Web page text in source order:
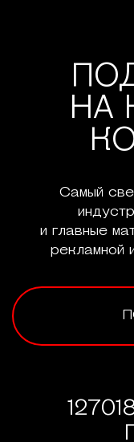
НА
Самый
и главные
рекламной